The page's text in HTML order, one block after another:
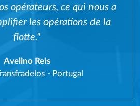
opérateurs, ce qui nous a
les opérations de la
flotte."
Avelino Reis
- Portugal